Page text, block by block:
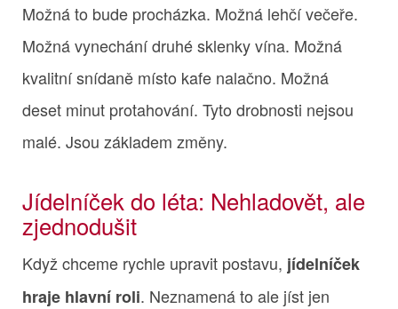
Možná to bude procházka. Možná lehčí večeře.
Možná vynechání druhé sklenky vína. Možná
kvalitní snídaně místo kafe nalačno. Možná
deset minut protahování. Tyto drobnosti nejsou
malé. Jsou základem změny.
Jídelníček do léta: Nehladovět, ale
zjednodušit
Když chceme rychle upravit postavu, jídelníček
hraje hlavní roli. Neznamená to ale jíst jen